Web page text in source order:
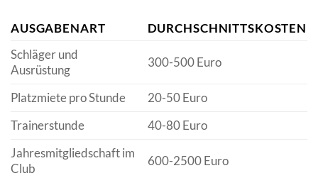
AUSGABENART
DURCHSCHNITTSKOSTEN
Schläger und
Ausrüstung
300-500 Euro
Platzmiete pro Stunde
20-50 Euro
Trainerstunde
40-80 Euro
Jahresmitgliedschaft im
Club
600-2500 Euro